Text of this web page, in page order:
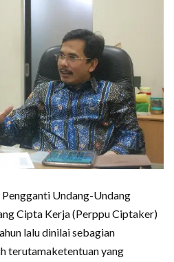
Undang-Undang
Cipta Kerja (Perppu Ciptaker)
lalu dinilai sebagian
terutamaketentuan yang